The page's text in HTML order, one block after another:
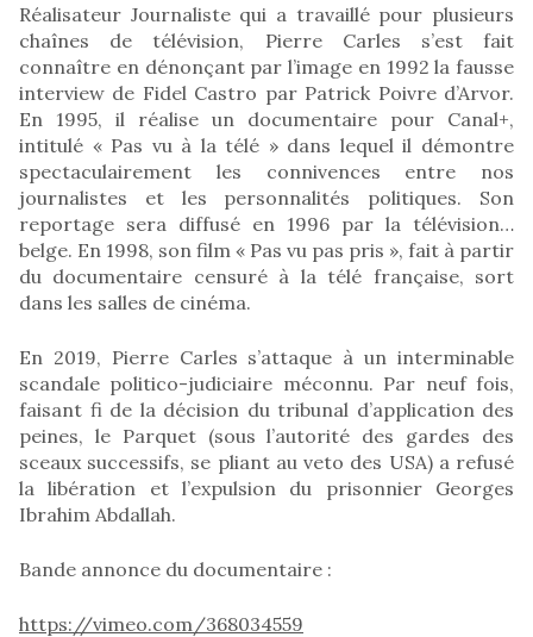
Réalisateur Journaliste qui a travaillé pour plusieurs
chaînes de télévision, Pierre Carles s’est fait
connaître en dénonçant par l’image en 1992 la fausse
interview de Fidel Castro par Patrick Poivre d’Arvor.
En 1995, il réalise un documentaire pour Canal+,
intitulé « Pas vu à la télé » dans lequel il démontre
spectaculairement les connivences entre nos
journalistes et les personnalités politiques. Son
reportage sera diffusé en 1996 par la télévision…
belge. En 1998, son film « Pas vu pas pris », fait à partir
du documentaire censuré à la télé française, sort
dans les salles de cinéma.
En 2019, Pierre Carles s’attaque à un interminable
scandale politico-judiciaire méconnu. Par neuf fois,
faisant fi de la décision du tribunal d’application des
peines, le Parquet (sous l’autorité des gardes des
sceaux successifs, se pliant au veto des USA) a refusé
la libération et l’expulsion du prisonnier Georges
Ibrahim Abdallah.
Bande annonce du documentaire :
https://vimeo.com/368034559